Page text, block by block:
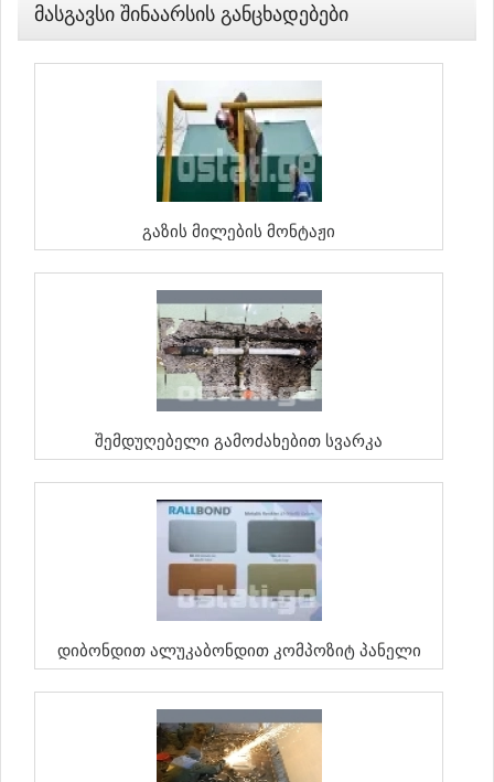
Მასგავსი Შინაარსის Განცხადებები
Გაზის Მილების Მონტაჟი
Შემდუღებელი Გამოძახებით Სვარკა
Დიბონდით Ალუკაბონდით Კომპოზიტ Პანელი